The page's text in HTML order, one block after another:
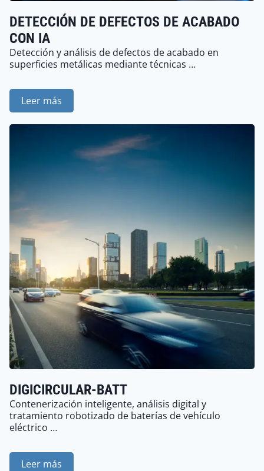
DETECCIÓN DE DEFECTOS DE ACABADO
CON IA
Detección y análisis de defectos de acabado en
superficies metálicas mediante técnicas …
Leer más
DIGICIRCULAR-BATT
Contenerización inteligente, análisis digital y
tratamiento robotizado de baterías de vehículo
eléctrico …
Leer más